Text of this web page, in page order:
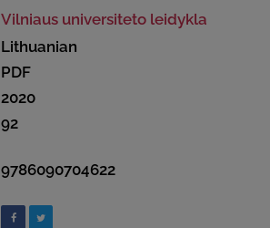
Vilniaus universiteto leidykla
Lithuanian
PDF
2020
92
9786090704622